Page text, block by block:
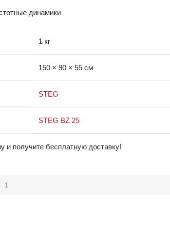
динамики
1 кг
150 × 90 × 55 см
STEG
STEG BZ 25
и получите бесплатную доставку!